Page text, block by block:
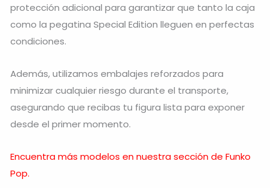
protección adicional para garantizar que tanto la caja
como la pegatina Special Edition lleguen en perfectas
condiciones.
Además, utilizamos embalajes reforzados para
minimizar cualquier riesgo durante el transporte,
asegurando que recibas tu figura lista para exponer
desde el primer momento.
Encuentra más modelos en nuestra sección de Funko
Pop.